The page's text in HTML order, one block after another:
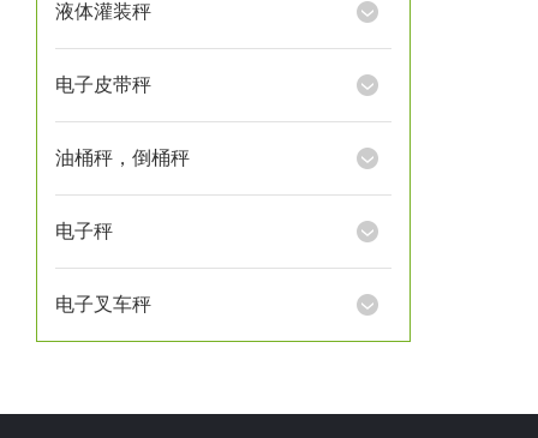
液体灌装秤
电子皮带秤
油桶秤，倒桶秤
电子秤
电子叉车秤